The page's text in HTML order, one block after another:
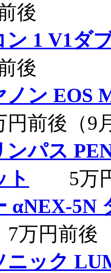
後
ン 1 V1ダ
後
ノン EOS
前後（9
ンパス
ト
5万
αNEX-5N
円前後
ニック